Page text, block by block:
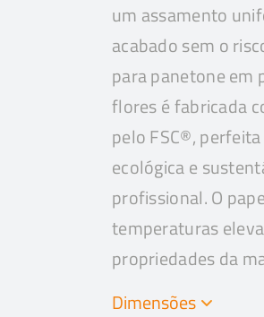
um assamento
acabado sem o
para panetone em
flores é fabricada
pelo FSC®,
ecológica e
profissional. O
temperaturas
propriedades da
Dimensões